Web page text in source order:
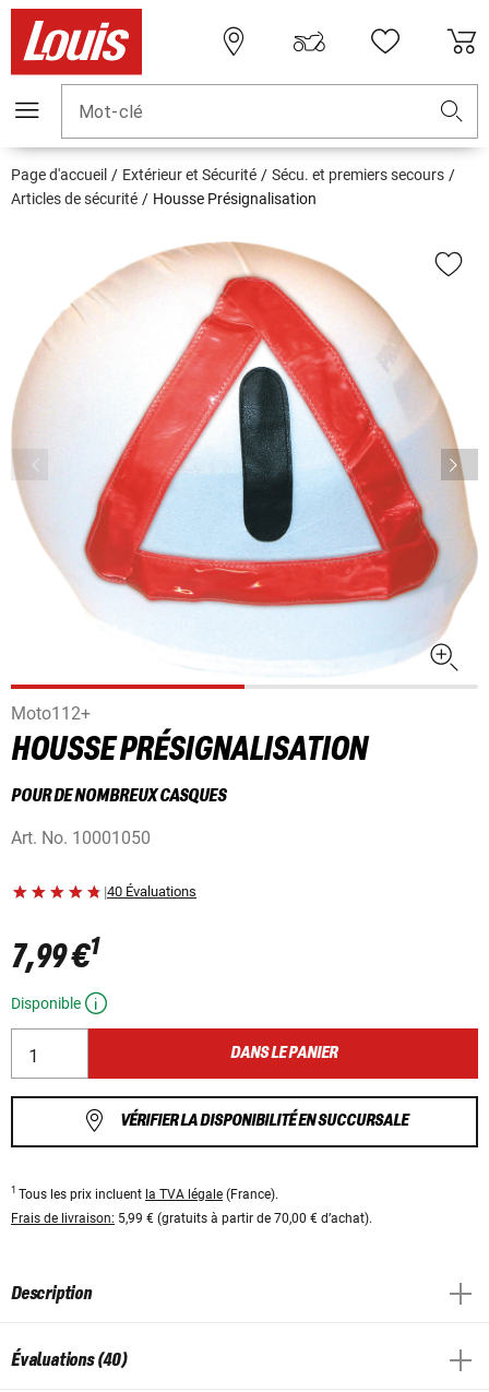
Mot-clé
Page d'accueil Extérieur et Sécurité
Sécu. et premiers secours
Articles de sécurité
Housse Présignalisation
Moto112+
HOUSSE PRÉSIGNALISATION
POUR DE NOMBREUX CASQUES
Art. No. 10001050
|40 Évaluations
7,99 €1
Disponible
DANS LE PANIER
VÉRIFIER LA DISPONIBILITÉ EN SUCCURSALE
1 Tous les prix incluent la TVA légale (France).
Frais de livraison: 5,99 € (gratuits à partir de 70,00 € d’achat).
Description
Évaluations (40)